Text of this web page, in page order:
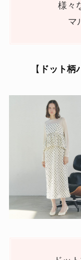
様々
マ
【 ドット柄